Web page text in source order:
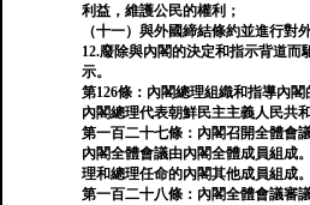
利益，維護公民的權利；
（十一）與外國締結條約並進行對
12.廢除與內閣的決定和指示背道
示。
第126條：內閣總理組織和指導內閣
內閣總理代表朝鮮民主主義人民共和
第一百二十七條：內閣召開全體會
內閣全體會議由內閣全體成員組成
理和總理任命的內閣其他成員組成。
第一百二十八條：內閣全體會議審